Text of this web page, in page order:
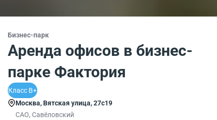
Бизнес-парк
Аренда офисов в бизнес-
парке Фактория
Класс B+
Москва, Вятская улица, 27с19
САО, Савёловский